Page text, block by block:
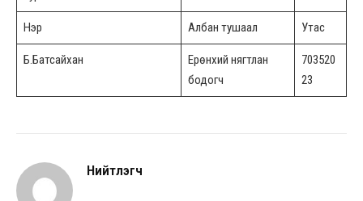
Нэр Албан тушаал Утас
Б.Батсайхан
Ерөнхий нягтлан
бодогч
703520
23
Нийтлэгч